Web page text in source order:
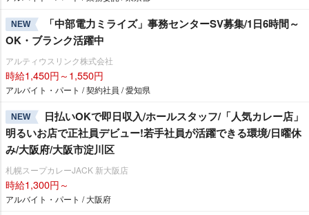
NEW
「中部電力ミライズ」事務センターSV募集/1日6時間～
OK・ブランク活躍中
アルティウスリンク株式会社
時給1,450円～1,550円
アルバイト・パート / 契約社員 / 愛知県
NEW
日払いOKで即日収入/ホールスタッフ/「人気カレー店」
明るいお店で正社員デビュー!若手社員が活躍できる環境/日曜休
み/大阪府/大阪市淀川区
札幌スープカレーJACK 新大阪店
時給1,300円～
アルバイト・パート / 大阪府